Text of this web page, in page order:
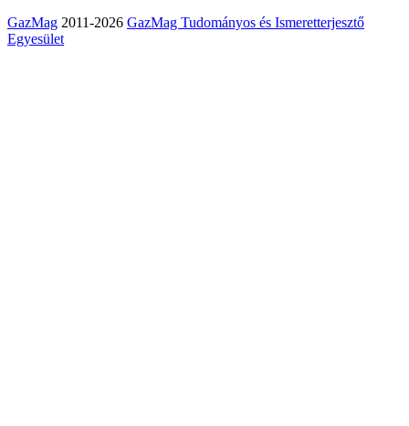
GazMag 2011-2026 GazMag Tudományos és Ismeretterjesztő
Egyesület